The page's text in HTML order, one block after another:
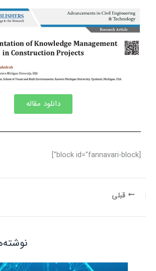
دانلود مقاله
[block id="fannavari-block"]
قبلی